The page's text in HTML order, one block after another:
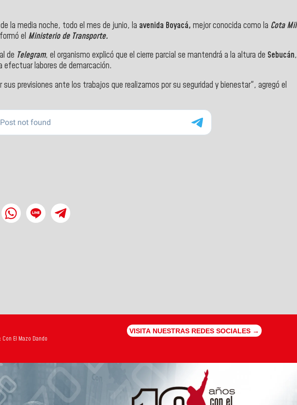
la media noche, todo el mes de junio, la avenida Boyacá, mejor conocida como la Cota Mil
el Ministerio de Transporte.
de Telegram, el organismo explicó que el cierre parcial se mantendrá a la altura de Sebucán,
efectuar labores de demarcación.
previsiones ante los trabajos que realizamos por su seguridad y bienestar", agregó el
El Mazo Dando
VISITA NUESTRAS REDES SOCIALES →